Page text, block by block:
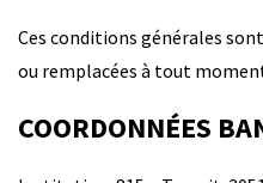
Ces conditions générales
ou remplacées à tout
COORDONNÉES